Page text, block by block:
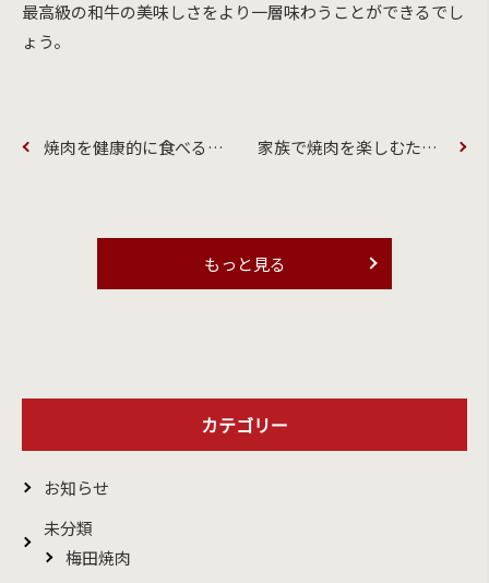
最高級の和牛の美味しさをより一層味わうことができるでし
ょう。
焼肉を健康的に食べるコツとは？栄養バランスを整えて楽しもう 家族で焼肉を楽しむためのアイデア
もっと見る
カテゴリー
お知らせ
未分類
梅田焼肉